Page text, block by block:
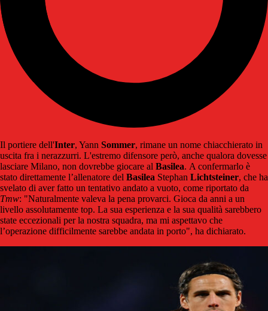
Il portiere dell'Inter, Yann Sommer, rimane un nome chiacchierato in
uscita fra i nerazzurri. L'estremo difensore però, anche qualora dovesse
lasciare Milano, non dovrebbe giocare al Basilea. A confermarlo è
stato direttamente l’allenatore del Basilea Stephan Lichtsteiner, che ha
svelato di aver fatto un tentativo andato a vuoto, come riportato da
Tmw: "Naturalmente valeva la pena provarci. Gioca da anni a un
livello assolutamente top. La sua esperienza e la sua qualità sarebbero
state eccezionali per la nostra squadra, ma mi aspettavo che
l’operazione difficilmente sarebbe andata in porto", ha dichiarato.